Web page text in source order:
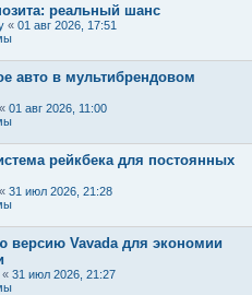
реальный шанс
« 01 авг 2026, 17:51
авто в мультибрендовом
« 01 авг 2026, 11:00
рейкбека для постоянных
« 31 июл 2026, 21:28
версию Vavada для экономии
« 31 июл 2026, 21:27